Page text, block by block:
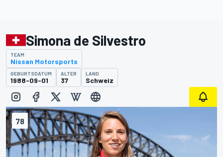
78
Simona de Silvestro
TEAM
Nissan Motorsports
GEBURTSDATUM
1988-09-01
ALTER
37
LAND
Schweiz